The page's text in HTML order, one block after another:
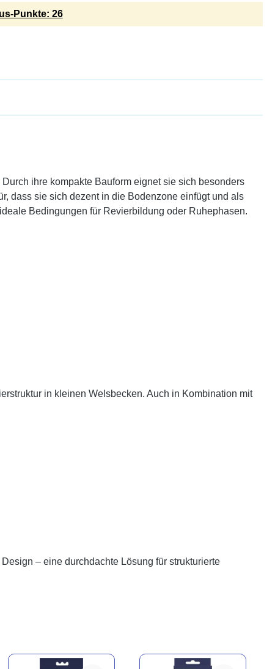
Punkte: 26
ihre kompakte Bauform eignet sie sich besonders
dass sie sich dezent in die Bodenzone einfügt und als
Bedingungen für Revierbildung oder Ruhephasen.
in kleinen Welsbecken. Auch in Kombination mit
– eine durchdachte Lösung für strukturierte